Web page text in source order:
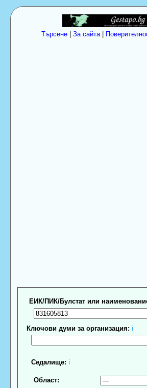
Търсене| За сайта|
ЕИК/ПИК/Булстат или
Ключови думи за организация: ℹ
Седалище: ℹ
Област: